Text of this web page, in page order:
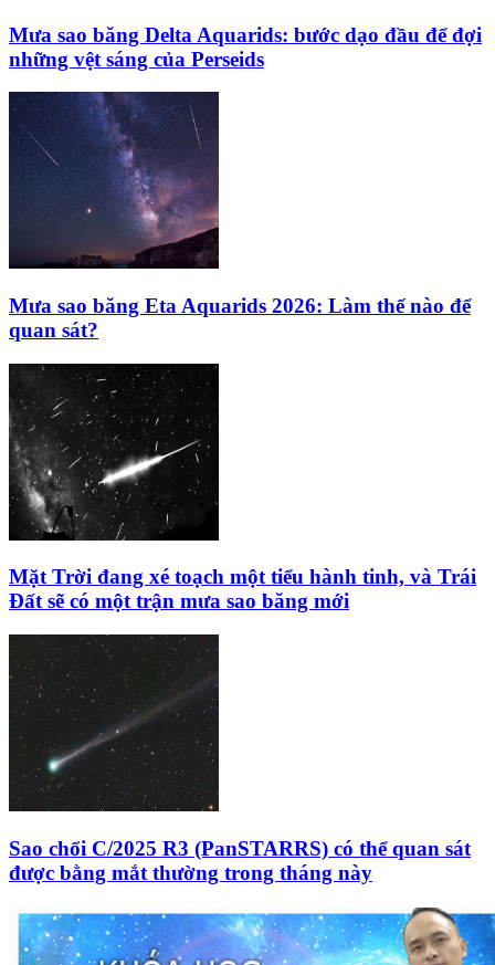
Mưa sao băng Delta Aquarids: bước dạo đầu để đợi
những vệt sáng của Perseids
Mưa sao băng Eta Aquarids 2026: Làm thế nào để
quan sát?
Mặt Trời đang xé toạch một tiểu hành tinh, và Trái
Đất sẽ có một trận mưa sao băng mới
Sao chổi C/2025 R3 (PanSTARRS) có thể quan sát
được bằng mắt thường trong tháng này